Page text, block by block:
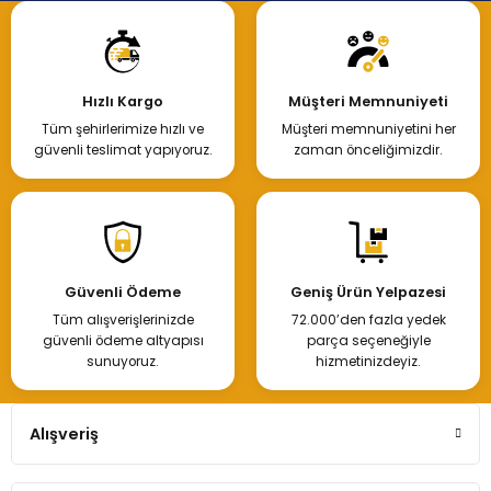
Hızlı Kargo
Tüm şehirlerimize hızlı ve
güvenli teslimat yapıyoruz.
Müşteri Memnuniyeti
Müşteri memnuniyetini her
zaman önceliğimizdir.
Güvenli Ödeme
Tüm alışverişlerinizde
güvenli ödeme altyapısı
sunuyoruz.
Geniş Ürün Yelpazesi
72.000’den fazla yedek
parça seçeneğiyle
hizmetinizdeyiz.
Alışveriş